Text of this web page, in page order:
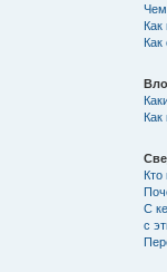
Чем
Как
Как
Кто
С
с